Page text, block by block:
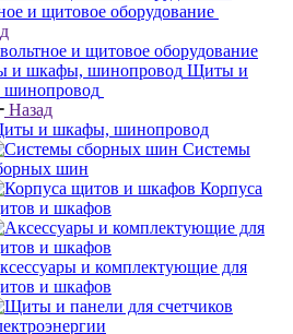
и щитовое оборудование
и щитовое оборудование
Щиты и
Назад
и шкафы, шинопровод
Системы
шин
Корпуса
и шкафов
и комплектующие для
и шкафов